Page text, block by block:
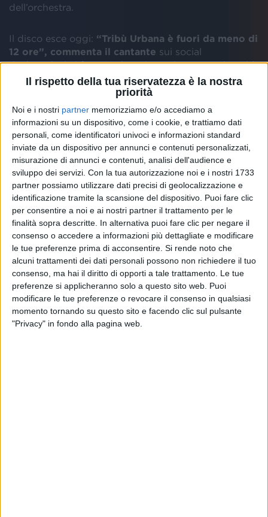
Il rispetto della tua riservatezza è la nostra
priorità
Noi e i nostri partner memorizziamo e/o accediamo a
informazioni su un dispositivo, come i cookie, e trattiamo dati
personali, come identificatori univoci e informazioni standard
inviate da un dispositivo per annunci e contenuti personalizzati,
misurazione di annunci e contenuti, analisi dell'audience e
sviluppo dei servizi. Con la tua autorizzazione noi e i nostri 1733
partner possiamo utilizzare dati precisi di geolocalizzazione e
identificazione tramite la scansione del dispositivo. Puoi fare clic
per consentire a noi e ai nostri partner il trattamento per le
finalità sopra descritte. In alternativa puoi fare clic per negare il
consenso o accedere a informazioni più dettagliate e modificare
le tue preferenze prima di acconsentire. Si rende noto che
alcuni trattamenti dei dati personali possono non richiedere il tuo
consenso, ma hai il diritto di opporti a tale trattamento. Le tue
preferenze si applicheranno solo a questo sito web. Puoi
modificare le tue preferenze o revocare il consenso in qualsiasi
momento tornando su questo sito e facendo clic sul pulsante
"Privacy" in fondo alla pagina web.
dell’orchestra.
Il disco esce oggi: “Tribù Urbana è fuori da meno di
12 ore”, commenta il cantante sui social
rivolgendosi ai fan, “Ho letto i vostri commenti e mi è
venuta voglia di salire sul tetto di qualche palazzo a
fare un concerto. Aspetta con ansia il tour di
dicembre. Voi nel frattempo le state imparando a
memoria?”. “Mi avete preso a pugni con tutto questo
affetto. Siete grandi” aggiunge su Twitter.
Tribù urbana” arriva a 3 anni dall’ultimo album in
studio, “Non Abbiamo Armi” , ed evidenzia
l’altissimo livello di scrittura dell’artista, sia quando
dà voce ai sentimenti, sia quando racconta il mondo
attraverso storie di vita, guardando negli occhi uno
ad uno i componenti della “tribù urbana”, consuoni
e parole che diventano i colori distintivi di questo
nuovo progetto di Ermal Meta.
L’album contiene 11 canzoni inedite, tra cui “Un
milione di cose da dirti”, con cui Ermal è stato in
gara al Festival di Sanremo 2021